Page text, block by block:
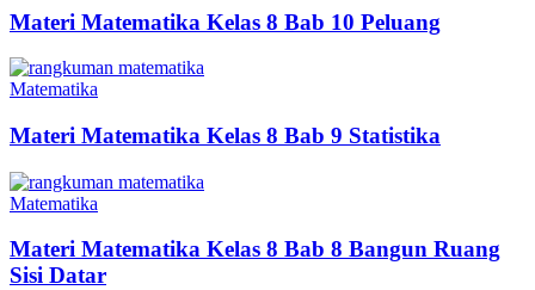
Materi Matematika Kelas 8 Bab 10 Peluang
Matematika
Materi Matematika Kelas 8 Bab 9 Statistika
Matematika
Materi Matematika Kelas 8 Bab 8 Bangun Ruang
Sisi Datar